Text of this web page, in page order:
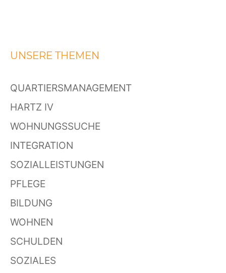
UNSERE THEMEN
QUARTIERSMANAGEMENT
HARTZ IV
WOHNUNGSSUCHE
INTEGRATION
SOZIALLEISTUNGEN
PFLEGE
BILDUNG
WOHNEN
SCHULDEN
SOZIALES